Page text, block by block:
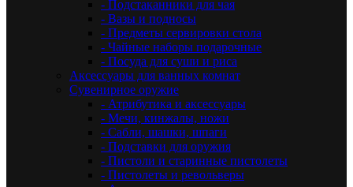
- Подстаканники для чая
- Вазы и подносы
- Предметы сервировки стола
- Чайные наборы подарочные
- Посуда для суши и риса
Аксессуары для ванных комнат
Сувенирное оружие
- Атрибутика и аксессуары
- Мечи, кинжалы, ножи
- Сабли, шашки, шпаги
- Подставки для оружия
- Пистоли и старинные пистолеты
- Пистолеты и револьверы